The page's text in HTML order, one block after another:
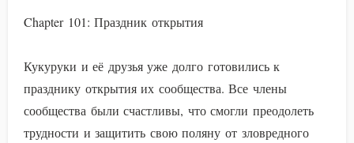
Chapter 101: Праздник открытия
Кукуруки и её друзья уже долго готовились к
празднику открытия их сообщества. Все члены
сообщества были счастливы, что смогли преодолеть
трудности и защитить свою поляну от зловредного